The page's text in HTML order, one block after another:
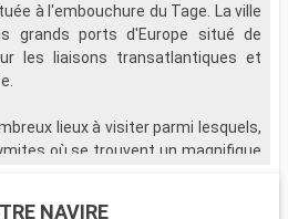
à l'embouchure du Tage. La ville
grands ports d'Europe situé de
les liaisons transatlantiques et
lieux à visiter parmi lesquels,
où se trouvent un magnifique
NAVIRE